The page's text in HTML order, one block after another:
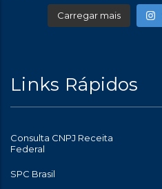
Carregar mais
Links Rápidos
Consulta CNPJ Receita
Federal
SPC Brasil